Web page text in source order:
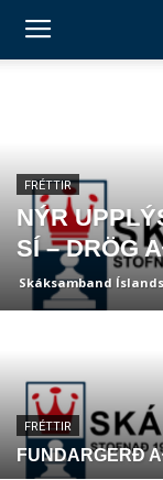
FRÉTTIR
NÝR
SÍ – DRÖG
Skáksamband Íslands
FRÉTTIR
FUNDARGERÐ